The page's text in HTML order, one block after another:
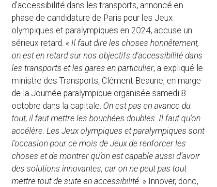
d’accessibilité dans les transports, annoncé en
phase de candidature de Paris pour les Jeux
olympiques et paralympiques en 2024, accuse un
sérieux retard. « Il faut dire les choses honnêtement,
on est en retard sur nos objectifs d’accessibilité dans
les transports et les gares en particulier, a expliqué le
ministre des Transports, Clément Beaune, en marge
de la Journée paralympique organisée samedi 8
octobre dans la capitale. On est pas en avance du
tout, il faut mettre les bouchées doubles. Il faut qu’on
accélère. Les Jeux olympiques et paralympiques sont
l’occasion pour ce mois de Jeux de renforcer les
choses et de montrer qu’on est capable aussi d’avoir
des solutions innovantes, car on ne peut pas tout
mettre tout de suite en accessibilité. » Innover, donc,